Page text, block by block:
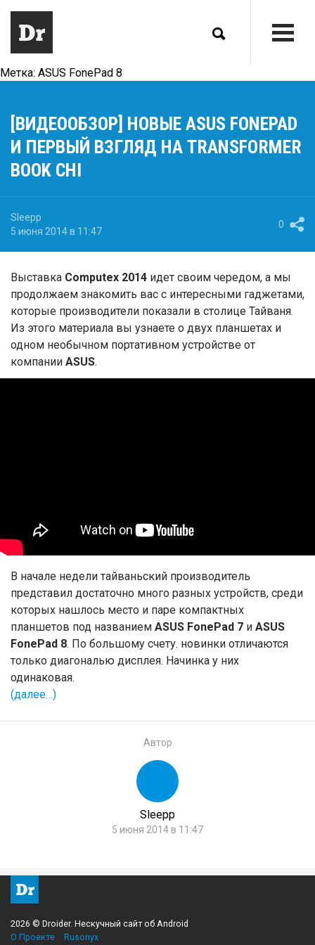
Метка: ASUS FonePad 8
[ВИДЕООБЗОР] НОВЫЕ ASUS FONEPAD
И ПЕРВЫЙ ВЗГЛЯД НА TRANSFORMER
BOOK CHI
Sleepp
5 июня 2014 в 11:47
0
Выставка Computex 2014 идет своим чередом, а мы
продолжаем знакомить вас с интересными гаджетами,
которые производители показали в столице Тайваня.
Из этого материала вы узнаете о двух планшетах и
одном необычном портативном устройстве от
компании ASUS.
В начале недели тайваньский производитель
представил достаточно много разных устройств, среди
которых нашлось место и паре компактных
планшетов под названием ASUS FonePad 7 и ASUS
FonePad 8. По большому счету. новинки отличаются
только диагональю дисплея. Начинка у них
одинаковая.
(далее…)
Автор
Sleepp
5 июня 2014 в 11:47
2026 © Droider. Нескучный сайт об Android
О Проекте
Rusonyx